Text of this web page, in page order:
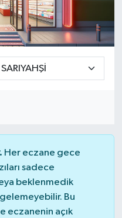
Her eczane gece
sadece
beklenmedik
Bu
eczanenin açık